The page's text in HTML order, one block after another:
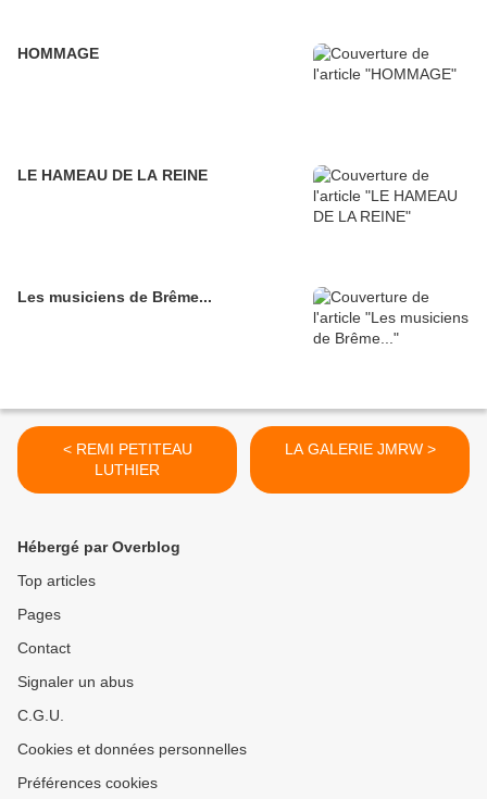
HOMMAGE
LE HAMEAU DE LA REINE
Les musiciens de Brême...
< REMI PETITEAU
LUTHIER
LA GALERIE JMRW >
Hébergé par Overblog
Top articles
Pages
Contact
Signaler un abus
C.G.U.
Cookies et données personnelles
Préférences cookies